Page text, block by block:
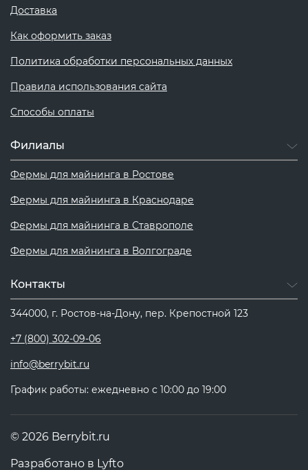
Доставка
Как оформить заказ
Политика обработки персональных данных
Правила использования сайта
Способы оплаты
Филиалы
Фермы для майнинга в Ростове
Фермы для майнинга в Краснодаре
Фермы для майнинга в Ставрополе
Фермы для майнинга в Волгограде
Контакты
344000, г. Ростов-на-Дону, пер. Крепостной 123
+7 (800) 302-09-06
info@berrybit.ru
График работы: ежедневно с 10:00 до 19:00
© 2026 Berrybit.ru
Разработано в Lyfto